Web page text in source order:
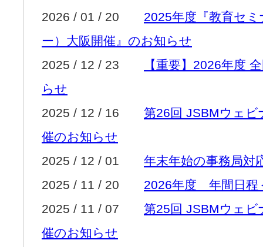
2026 / 01 / 20 2025年度『教育セ
ー）大阪開催』のお知らせ
2025 / 12 / 23
【重要】2026年度
らせ
2025 / 12 / 16 第26回 JSBMウェビ
催のお知らせ
2025 / 12 / 01 年末年始の事務局対
2025 / 11 / 20 2026年度 年間日程
2025 / 11 / 07 第25回 JSBMウェビ
催のお知らせ